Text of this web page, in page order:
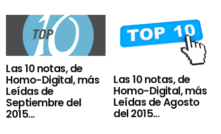
Las 10 notas, de
Homo-Digital, más
Leídas de
Septiembre del
2015...
Las 10 notas, de
Homo-Digital, más
Leídas de Agosto
del 2015...